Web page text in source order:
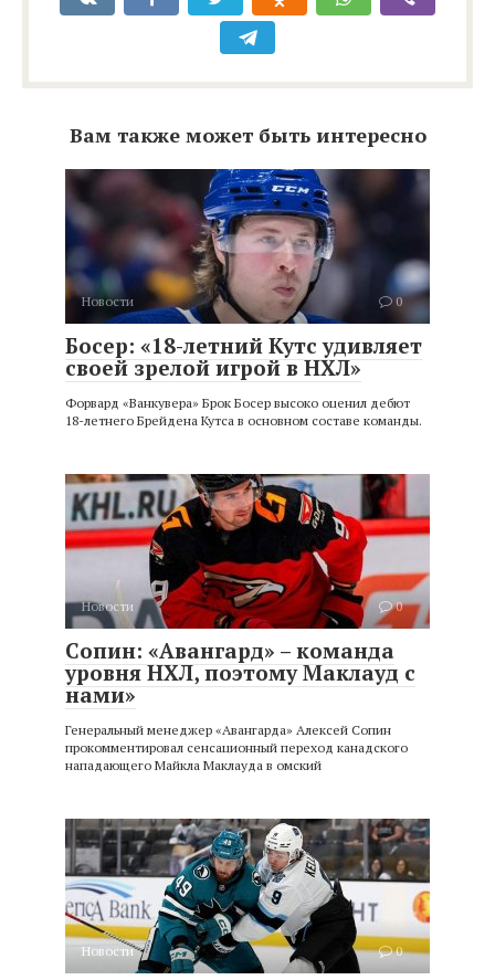
Вам также может быть интересно
Новости 0
Босер: «18-летний Кутс удивляет
своей зрелой игрой в НХЛ»
Форвард «Ванкувера» Брок Босер высоко оценил дебют
18-летнего Брейдена Кутса в основном составе команды.
Новости 0
Сопин: «Авангард» – команда
уровня НХЛ, поэтому Маклауд с
нами»
Генеральный менеджер «Авангарда» Алексей Сопин
прокомментировал сенсационный переход канадского
нападающего Майкла Маклауда в омский
Новости 0